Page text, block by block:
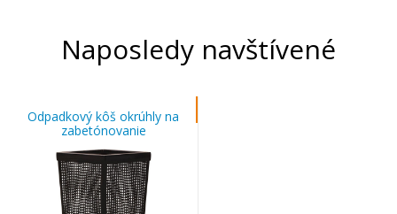
Naposledy navštívené
Odpadkový kôš okrúhly na
zabetónovanie